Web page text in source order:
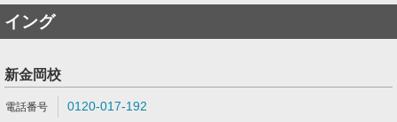
イング
新金岡校
0120-017-192